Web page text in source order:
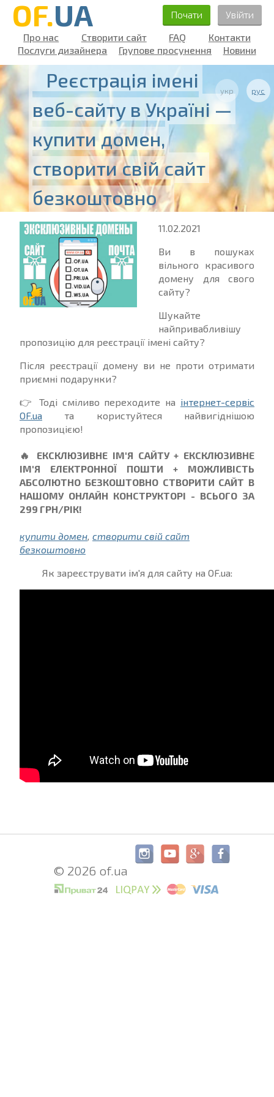
OF.UA
Про нас Створити сайт FAQ
Контакти
Послуги дизайнера
Групове просунення Новини
Почати Увійти
укр рус
Реєстрація імені
веб-сайту в Україні —
купити домен,
створити свій сайт
безкоштовно
11.02.2021
Ви в пошуках
вільного красивого
домену для свого
сайту?
Шукайте
найпривабливішу
пропозицію для реєстрації імені сайту?
Після реєстрації домену ви не проти отримати
приємні подарунки?
👉 Тоді сміливо переходите на інтернет-сервіс
OF.ua та користуйтеся найвигіднішою
пропозицією!
🔥 ЕКСКЛЮЗИВНЕ ІМ'Я САЙТУ + ЕКСКЛЮЗИВНЕ
ІМ'Я ЕЛЕКТРОННОЇ ПОШТИ + МОЖЛИВІСТЬ
АБСОЛЮТНО БЕЗКОШТОВНО СТВОРИТИ САЙТ В
НАШОМУ ОНЛАЙН КОНСТРУКТОРІ - ВСЬОГО ЗА
299 ГРН/РІК!
купити домен створити свій сайт
безкоштовно
Як зареєструвати ім'я для сайту на OF.ua:
© 2026 of.ua